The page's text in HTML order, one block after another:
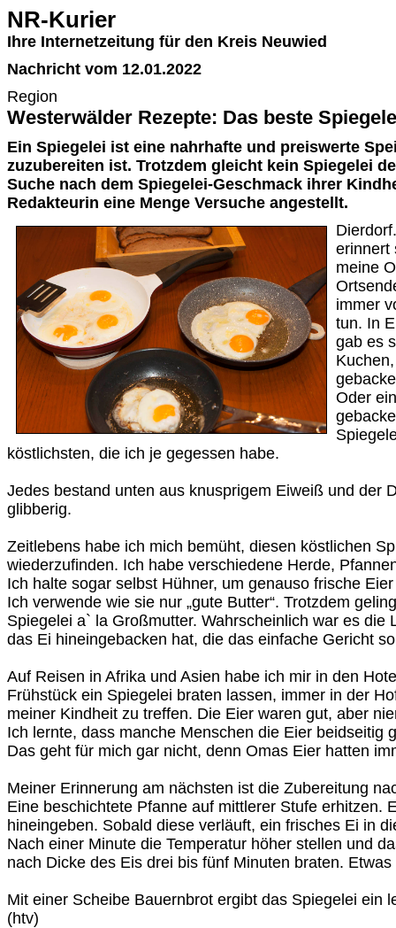
NR-Kurier
Ihre Internetzeitung für den Kreis Neuwied
Nachricht vom 12.01.2022
Region
Westerwälder Rezepte: Das beste
Ein Spiegelei ist eine nahrhafte und preiswerte
zuzubereiten ist. Trotzdem gleicht kein Spiegelei
Suche nach dem Spiegelei-Geschmack ihrer
Redakteurin eine Menge Versuche angestellt.
erinnert
meine
immer
tun. In
gab es
Oder
köstlichsten, die ich je gegessen habe.
Jedes bestand unten aus knusprigem Eiweiß und der
glibberig.
Zeitlebens habe ich mich bemüht, diesen köstlichen
wiederzufinden. Ich habe verschiedene Herde,
Ich halte sogar selbst Hühner, um genauso frische
Ich verwende wie sie nur „gute Butter“. Trotzdem
Spiegelei a` la Großmutter. Wahrscheinlich war es die
das Ei hineingebacken hat, die das einfache Gericht
Auf Reisen in Afrika und Asien habe ich mir in den
Frühstück ein Spiegelei braten lassen, immer in der
meiner Kindheit zu treffen. Die Eier waren gut, aber
Ich lernte, dass manche Menschen die Eier beidseitig
Das geht für mich gar nicht, denn Omas Eier hatten
Meiner Erinnerung am nächsten ist die Zubereitung
Eine beschichtete Pfanne auf mittlerer Stufe erhitzen.
hineingeben. Sobald diese verläuft, ein frisches Ei in
Nach einer Minute die Temperatur höher stellen und
nach Dicke des Eis drei bis fünf Minuten braten.
Mit einer Scheibe Bauernbrot ergibt das Spiegelei ein
(htv)